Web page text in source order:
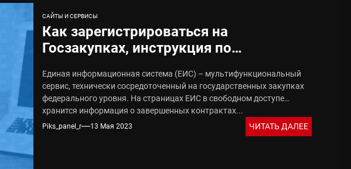
САЙТЫ И СЕРВИСЫ
Как зарегистрироваться на
Госзакупках, инструкция по
поставщику
Единая информационная система (ЕИС) – мультифункциональный
сервис, технически сосредоточенный на государственных закупках
федерального уровня. На страницах ЕИС в свободном доступе
хранится информация о завершенных контрактах...
Piks_panel_r 13 Мая 2023 ЧИТАТЬ ДАЛЕЕ